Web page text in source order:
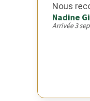
Nous
Nadine
Arrivée 3